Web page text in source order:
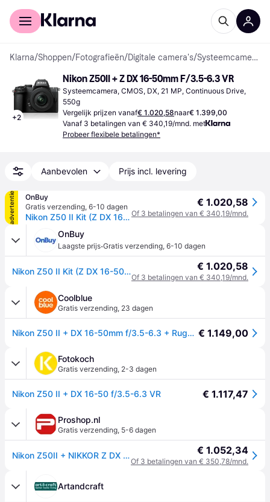
Voor shoppers
Klarna/Shoppen/Fotografieën/Digitale camera's/ Systeemcamera's
+2
Nikon Z50II + Z DX 16-50mm F/3.5-6.3 VR
Systeemcamera, CMOS, DX, 21 MP, Continuous Drive,
550g
Vergelijk prijzen vanaf€ 1.020,58naar€ 1.399,00
Vanaf 3 betalingen van € 340,19/mnd. met
Probeer flexibele betalingen*
Aanbevolen Prijs incl. levering
advertentie
OnBuy
Gratis verzending, 6-10 dagen
Nikon Z50 II Kit (Z DX 16-50mm F/3.5-6.3 VR)
€ 1.020,58
Of 3 betalingen van € 340,19/mnd.
OnBuy
Laagste prijs·Gratis verzending, 6-10 dagen
Nikon Z50 II Kit (Z DX 16-50mm F/3.5-6.3 VR) € 1.020,58
Of 3 betalingen van € 340,19/mnd.
Coolblue
Gratis verzending, 23 dagen
Nikon Z50 II + DX 16-50mm f/3.5-6.3 + Rugzak € 1.149,00
Fotokoch
Gratis verzending, 2-3 dagen
Nikon Z50 II + DX 16-50 f/3.5-6.3 VR € 1.117,47
Proshop.nl
Gratis verzending, 5-6 dagen
Nikon Z50II + NIKKOR Z DX 16-50 VR € 1.052,34
Of 3 betalingen van € 350,78/mnd.
Artandcraft